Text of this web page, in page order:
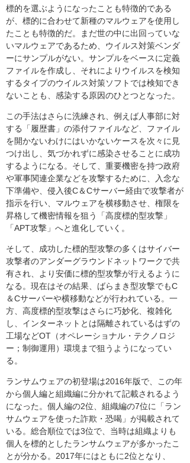
標的を選ぶようになったことも特徴的である
が、標的に合わせて新種のマルウェアを使用し
たことも特徴的だ。まだ世の中に出回っていな
いマルウェアであるため、ウイルス対策ベンダ
ーにサンプルがない。サンプルをベースに定義
ファイルを作成し、それによりウイルスを検知
するタイプのウイルス対策ソフトでは検知でき
ないことも、感染する原因のひとつとなった。
この手法はさらに洗練され、例えば人事部に対
する「履歴書」の添付ファイルなど、ファイル
を開かないわけにはいかないケースを次々に見
つけ出し、気づかれずに感染させることに成功
するようになる。そして、重要機密を持つ政府
や軍事関連企業などを攻撃するために、入念な
下準備や、侵入後C＆Cサーバー経由で攻撃者が
指示を行い、マルウェアを横移動させ、権限を
昇格して機密情報を狙う「高度標的型攻撃」
「APT攻撃」へと進化していく。
そして、成功した標的型攻撃の多くはサイバー
攻撃者のアンダーグラウンドネットワークで共
有され、より安価に標的型攻撃が行えるように
なる。現在はその結果、ばらまき型攻撃でもC
＆Cサーバーや横移動などが行われている。一
方、高度標的型攻撃はさらに巧妙化、複雑化
し、インターネットとは隔離されているはずの
工場などOT（オペレーショナル・テクノロジ
ー；制御運用）環境まで狙うようになってい
る。
ランサムウェアの初登場は2016年版で、この年
から個人編と組織編に分かれて記載されるよう
になった。個人編の2位、組織編の7位に「ラン
サムウェアを使った詐欺・恐喝」が掲載されて
いる。総合順位では3位で、当時は組織よりも
個人を標的としたランサムウェアが多かったこ
とが分かる。2017年にはともに2位となり、